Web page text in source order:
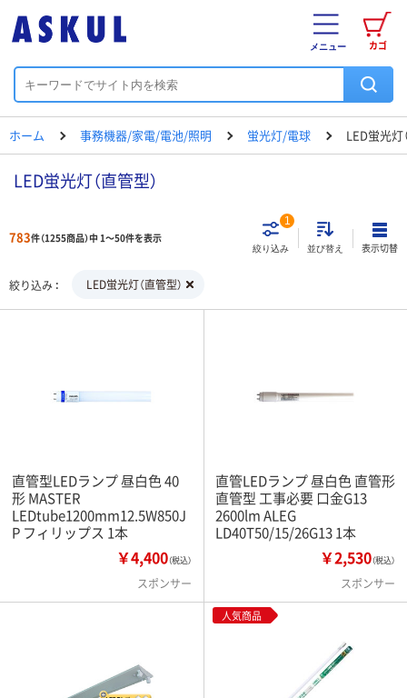
カゴ
メニュー
ホーム 事務機器/家電/電池/照明 蛍光灯/電球 LED蛍光灯
LED蛍光灯（直管型）
783件（1255商品）中 1～50件を表示
絞り込み
1
並び替え 表示切替
絞り込み LED蛍光灯（直管型）
直管型LEDランプ 昼白色 40
形 MASTER
LEDtube1200mm12.5W850J
P フィリップス 1本
￥4,400（税込）
スポンサー
直管LEDランプ 昼白色 直管形
直管型 工事必要 口金G13
2600lm ALEG
LD40T50/15/26G13 1本
￥2,530（税込）
スポンサー
人気商品